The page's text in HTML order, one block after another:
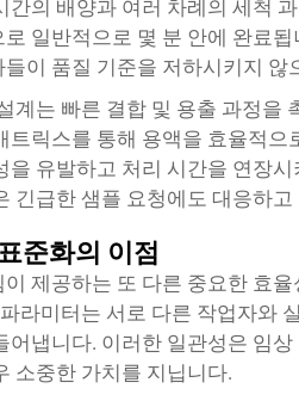
간의 배양과 여러 차례의 세척
일반적으로 몇 분 안에 완료
이 품질 기준을 저하시키지
계는 빠른 결합 및 용출 과정을
트릭스를 통해 용액을 효율적
을 유발하고 처리 시간을 연장
긴급한 샘플 요청에도 대응하
준화의 이점
제공하는 또 다른 중요한 효
라미터는 서로 다른 작업자와
어냅니다. 이러한 일관성은 임
소중한 가치를 지닙니다.